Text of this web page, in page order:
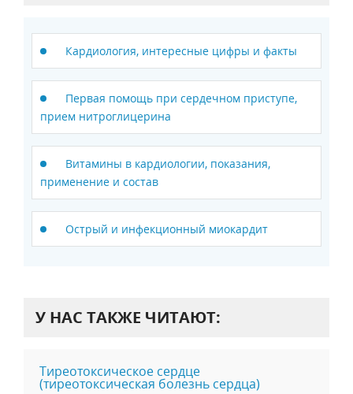
Кардиология, интересные цифры и факты
Первая помощь при сердечном приступе,
прием нитроглицерина
Витамины в кардиологии, показания,
применение и состав
Острый и инфекционный миокардит
У НАС ТАКЖЕ ЧИТАЮТ:
Тиреотоксическое сердце
(тиреотоксическая болезнь сердца)